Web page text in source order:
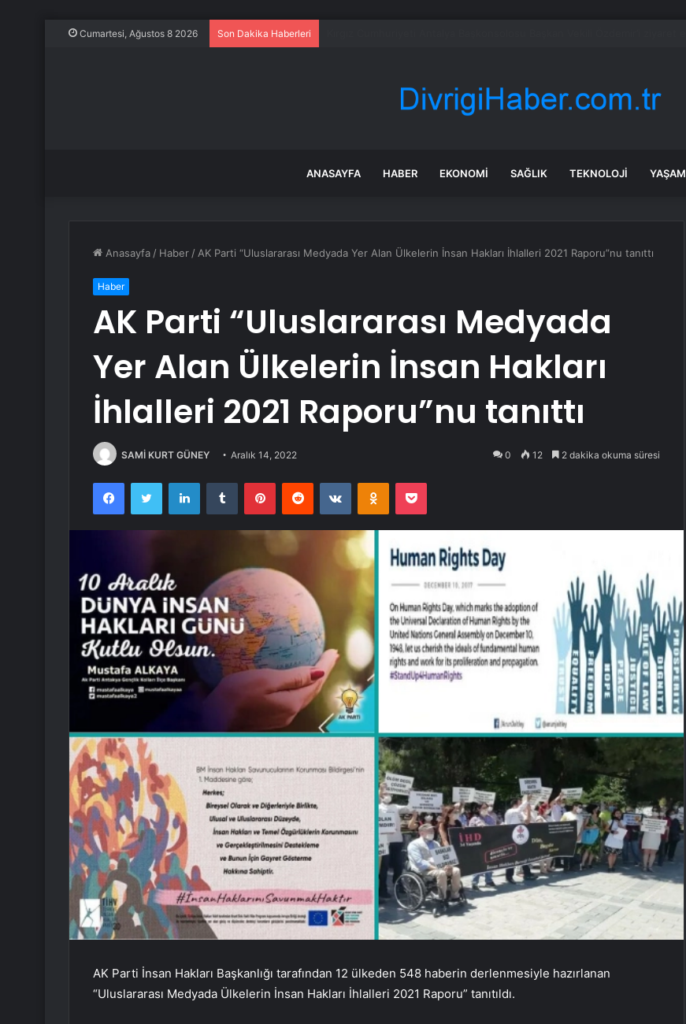
Cumartesi, Ağustos 8 2026 Son Dakika Haberleri
ANASAYFA HABER EKONOMI SAĞLIK TEKNOLOJI YAŞAM
Anasayfa / Haber / AK Parti “Uluslararası Medyada Yer Alan Ülkelerin İnsan Hakları İhlalleri 2021 Raporu”nu tanıttı
Haber
AK Parti “Uluslararası Medyada
Yer Alan Ülkelerin İnsan Hakları
İhlalleri 2021 Raporu”nu tanıttı
SAMİ KURT GÜNEY Aralık 14, 2022 0 12 2 dakika okuma süresi
FacebookTwitter LinkedInTumblr PinterestReddit VKontakteOdnoklassniki
Pocket
AK Parti İnsan Hakları Başkanlığı tarafından 12 ülkeden 548 haberin derlenmesiyle hazırlanan
“Uluslararası Medyada Ülkelerin İnsan Hakları İhlalleri 2021 Raporu” tanıtıldı.